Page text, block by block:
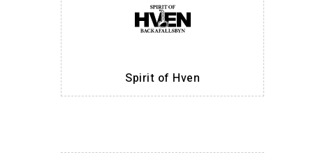
Spirit of Hven